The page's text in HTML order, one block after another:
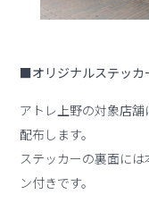
■オリジナルステッカ
アトレ上野の対象店
配布します。
ステッカーの裏面に
ン付きです。